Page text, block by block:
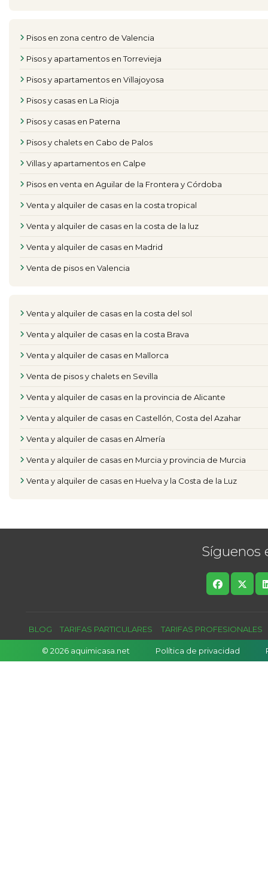
Pisos en zona centro de Valencia
Pisos y apartamentos en Torrevieja
Pisos y apartamentos en Villajoyosa
Pisos y casas en La Rioja
Pisos y casas en Paterna
Pisos y chalets en Cabo de Palos
Villas y apartamentos en Calpe
Pisos en venta en Aguilar de la Frontera y Córdoba
Venta y alquiler de casas en la costa tropical
Venta y alquiler de casas en la costa de la luz
Venta y alquiler de casas en Madrid
Venta de pisos en Valencia
Venta y alquiler de casas en la costa del sol
Venta y alquiler de casas en la costa Brava
Venta y alquiler de casas en Mallorca
Venta de pisos y chalets en Sevilla
Venta y alquiler de casas en la provincia de Alicante
Venta y alquiler de casas en Castellón, Costa del Azahar
Venta y alquiler de casas en Almería
Venta y alquiler de casas en Murcia y provincia de Murcia
Venta y alquiler de casas en Huelva y la Costa de la Luz
Síguenos
BLOG TARIFAS PARTICULARES TARIFAS PROFESIONALES
© 2026 aquimicasa.net Política de privacidad